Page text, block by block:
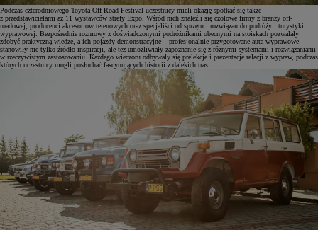
Podczas czterodniowego Toyota Off-Road Festival uczestnicy mieli okazję spotkać się także
z przedstawicielami aż 11 wystawców strefy Expo. Wśród nich znaleźli się czołowe firmy z branży off-
roadowej, producenci akcesoriów terenowych oraz specjaliści od sprzętu i rozwiązań do podróży i turystyki
wyprawowej. Bezpośrednie rozmowy z doświadczonymi podróżnikami obecnymi na stoiskach pozwalały
zdobyć praktyczną wiedzę, a ich pojazdy demonstracyjne – profesjonalnie przygotowane auta wyprawowe –
stanowiły nie tylko źródło inspiracji, ale też umożliwiały zapoznanie się z różnymi systemami i rozwiązaniami
w rzeczywistym zastosowaniu. Każdego wieczoru odbywały się prelekcje i prezentacje relacji z wypraw, podczas
których uczestnicy mogli posłuchać fascynujących historii z dalekich tras.